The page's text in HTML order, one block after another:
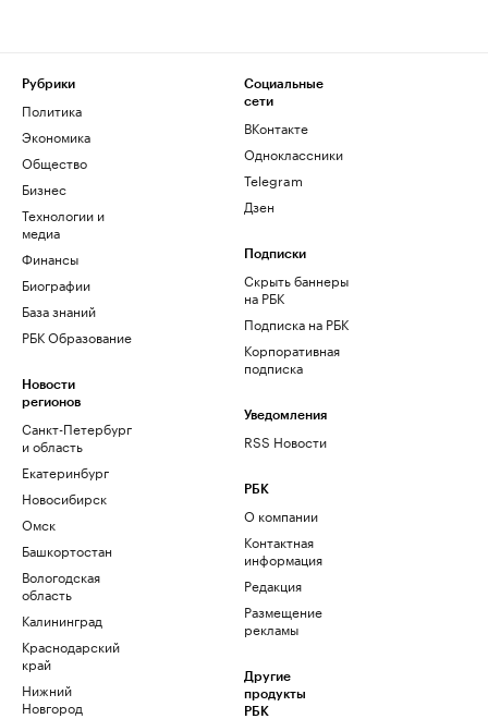
Рубрики
Политика
Экономика
Общество
Бизнес
Технологии и
медиа
Финансы
Биографии
База знаний
РБК Образование
Новости
регионов
Санкт-Петербург
и область
Екатеринбург
Новосибирск
Омск
Башкортостан
Вологодская
область
Калининград
Краснодарский
край
Нижний
Новгород
Социальные
сети
ВКонтакте
Одноклассники
Telegram
Дзен
Подписки
Скрыть баннеры
на РБК
Подписка на РБК
Корпоративная
подписка
Уведомления
RSS Новости
РБК
О компании
Контактная
информация
Редакция
Размещение
рекламы
Другие
продукты
РБК